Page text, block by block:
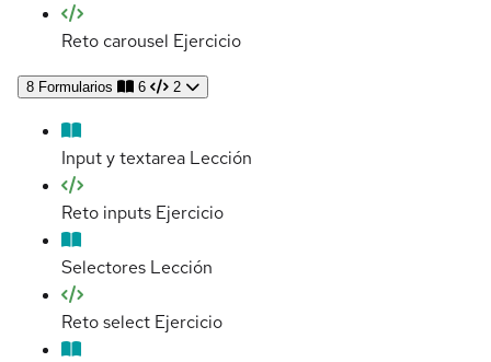
Reto carousel Ejercicio
8 Formularios 6 2
Input y textarea Lección
Reto inputs Ejercicio
Selectores Lección
Reto select Ejercicio